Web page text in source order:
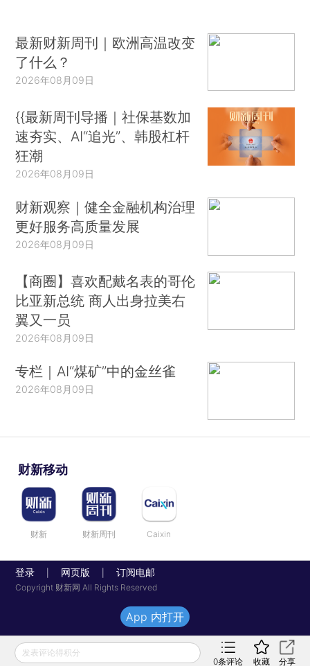
最新财新周刊｜欧洲高温改变
了什么？
2026年08月09日
{{最新周刊导播｜社保基数加
速夯实、AI“追光”、韩股杠杆
狂潮
2026年08月09日
财新观察｜健全金融机构治理
更好服务高质量发展
2026年08月09日
【商圈】喜欢配戴名表的哥伦
比亚新总统 商人出身拉美右
翼又一员
2026年08月09日
专栏｜AI“煤矿”中的金丝雀
2026年08月09日
财新移动
财新 财新周刊 Caixin
登录 网页版 订阅电邮
Copyright 财新网 All Rights Reserved
发表评论得积分
0条评论 收藏 分享
App 内打开